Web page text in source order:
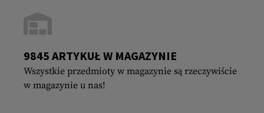
9845 ARTYKUŁ W MAGAZYNIE
Wszystkie przedmioty w magazynie są rzeczywiście
w magazynie u nas!